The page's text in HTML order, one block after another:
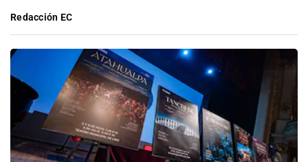
Redacción EC